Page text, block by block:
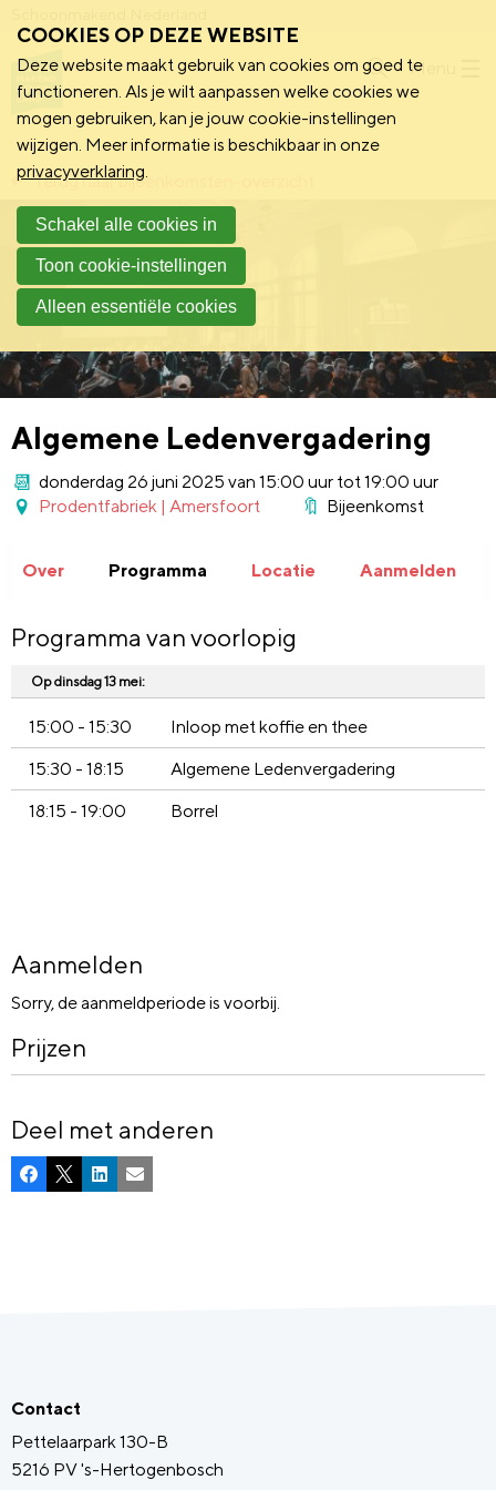
Menu
Terug naar bijeenkomsten-overzicht
Algemene Ledenvergadering
donderdag 26 juni 2025 van 15:00 uur tot 19:00 uur
Prodentfabriek | Amersfoort
Bijeenkomst
Over Programma Locatie Aanmelden
Programma van voorlopig
Op dinsdag 13 mei:
15:00 - 15:30
Inloop met koffie en thee
15:30 - 18:15
Algemene Ledenvergadering
18:15 - 19:00
Borrel
Aanmelden
Sorry, de aanmeldperiode is voorbij.
Prijzen
Deel met anderen
Facebook
X LinkedInE-mail
Contact
Pettelaarpark 130-B
5216 PV 's-Hertogenbosch
COOKIES OP DEZE WEBSITE
Deze website maakt gebruik van cookies om goed te
functioneren. Als je wilt aanpassen welke cookies we
mogen gebruiken, kan je jouw cookie-instellingen
wijzigen. Meer informatie is beschikbaar in onze
privacyverklaring.
Schakel alle cookies in
Toon cookie-instellingen
Alleen essentiële cookies